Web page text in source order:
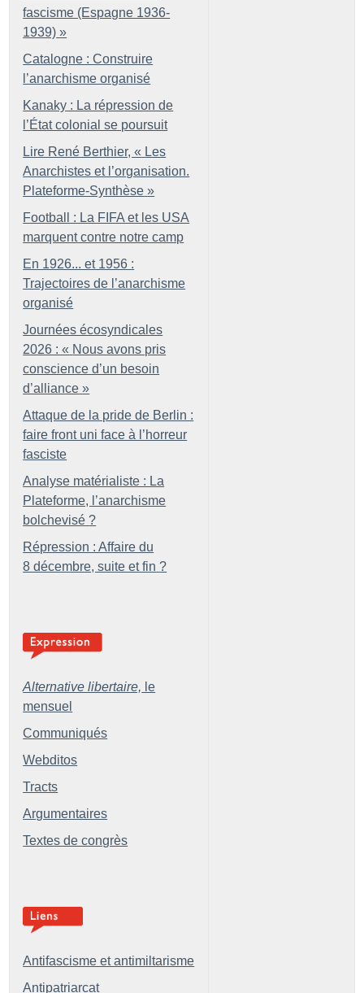
fascisme (Espagne 1936-
1939) »
Catalogne : Construire
l’anarchisme organisé
Kanaky : La répression de
l’État colonial se poursuit
Lire René Berthier, « Les
Anarchistes et l’organisation.
Plateforme-Synthèse »
Football : La FIFA et les USA
marquent contre notre camp
En 1926... et 1956 :
Trajectoires de l’anarchisme
organisé
Journées écosyndicales
2026 : « Nous avons pris
conscience d’un besoin
d’alliance »
Attaque de la pride de Berlin :
faire front uni face à l’horreur
fasciste
Analyse matérialiste : La
Plateforme, l’anarchisme
bolchevisé ?
Répression : Affaire du
8 décembre, suite et fin ?
Alternative libertaire, le
mensuel
Communiqués
Webditos
Tracts
Argumentaires
Textes de congrès
Antifascisme et antimiltarisme
Antipatriarcat